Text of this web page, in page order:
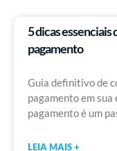
5 dicas essenciais
pagamento
Guia definitivo de
pagamento em sua
pagamento é um
LEIA MAIS +